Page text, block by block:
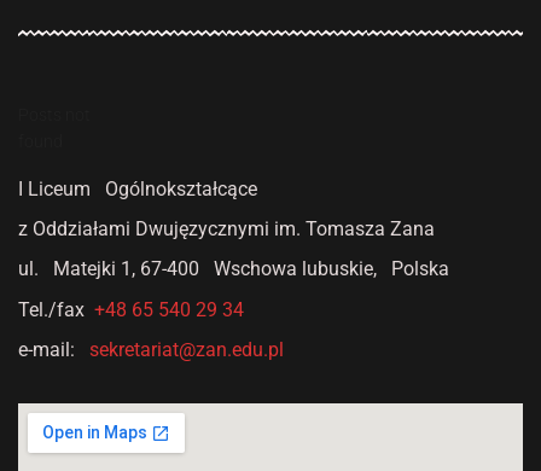
I Liceum Ogólnokształcące
z Oddziałami Dwujęzycznymi im. Tomasza Zana
ul. Matejki 1, 67-400 Wschowa lubuskie, Polska
Tel./fax +48 65 540 29 34
e-mail: sekretariat@zan.edu.pl